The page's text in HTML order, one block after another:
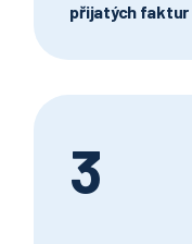
přijatých faktur
3